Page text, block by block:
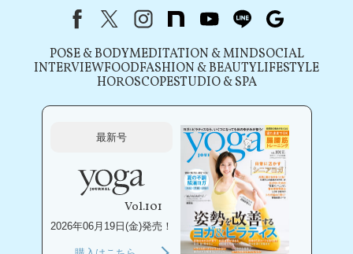
FacebookX（旧Twitter）
instagram
note youtubeline
POSE & BODYMEDITATION & MINDSOCIAL
INTERVIEWFOODFASHION & BEAUTYLIFESTYLE
HOROSCOPESTUDIO & SPA
最新号
Vol.101
2026年06月19日(金)発売！